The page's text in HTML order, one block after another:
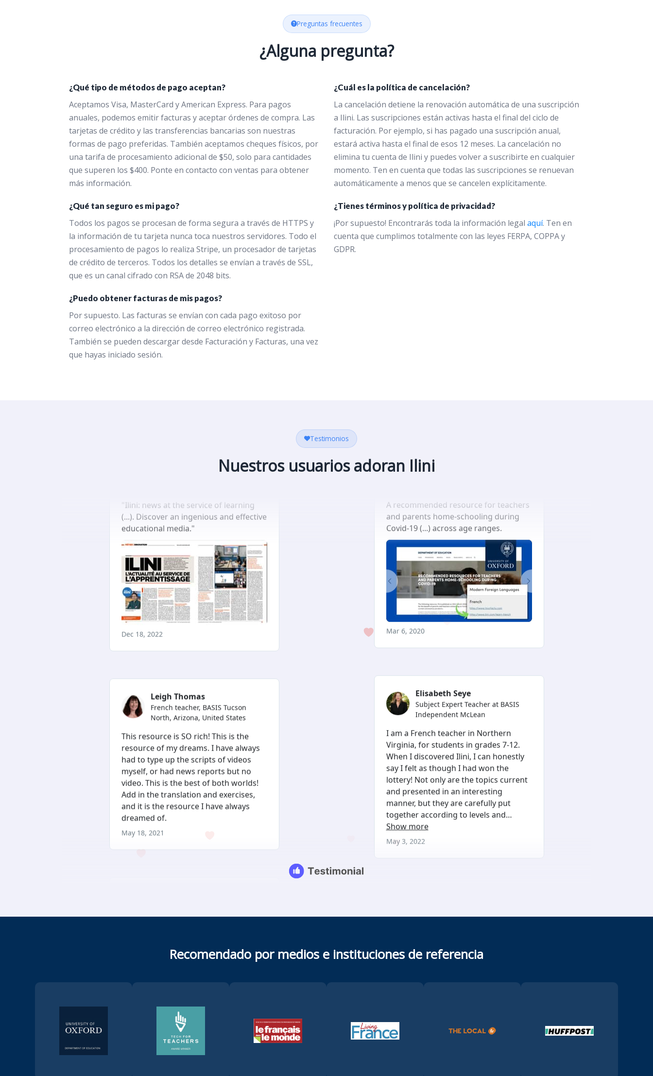
Preguntas frecuentes
¿Alguna pregunta?
¿Qué tipo de métodos de pago aceptan?
Aceptamos Visa, MasterCard y American Express. Para pagos
anuales, podemos emitir facturas y aceptar órdenes de compra. Las
tarjetas de crédito y las transferencias bancarias son nuestras
formas de pago preferidas. También aceptamos cheques físicos, por
una tarifa de procesamiento adicional de $50, solo para cantidades
que superen los $400. Ponte en contacto con ventas para obtener
más información.
¿Qué tan seguro es mi pago?
Todos los pagos se procesan de forma segura a través de HTTPS y
la información de tu tarjeta nunca toca nuestros servidores. Todo el
procesamiento de pagos lo realiza Stripe, un procesador de tarjetas
de crédito de terceros. Todos los detalles se envían a través de SSL,
que es un canal cifrado con RSA de 2048 bits.
¿Puedo obtener facturas de mis pagos?
Por supuesto. Las facturas se envían con cada pago exitoso por
correo electrónico a la dirección de correo electrónico registrada.
También se pueden descargar desde Facturación y Facturas, una vez
que hayas iniciado sesión.
¿Cuál es la política de cancelación?
La cancelación detiene la renovación automática de una suscripción
a Ilini. Las suscripciones están activas hasta el final del ciclo de
facturación. Por ejemplo, si has pagado una suscripción anual,
estará activa hasta el final de esos 12 meses. La cancelación no
elimina tu cuenta de Ilini y puedes volver a suscribirte en cualquier
momento. Ten en cuenta que todas las suscripciones se renuevan
automáticamente a menos que se cancelen explícitamente.
¿Tienes términos y política de privacidad?
¡Por supuesto! Encontrarás toda la información legal aquí. Ten en
cuenta que cumplimos totalmente con las leyes FERPA, COPPA y
GDPR.
Testimonios
Nuestros usuarios adoran Ilini
Recomendado por medios e instituciones de referencia